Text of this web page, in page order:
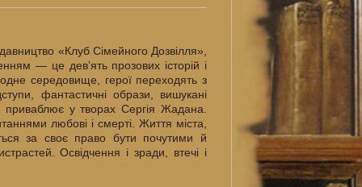
«Клуб Сімейного Дозвілля»,
— це дев’ять прозових історій і
одне середовище, герої переходять з
фантастичні образи, вишукані
у творах Сергія Жадана.
любові і смерті. Життя міста,
за своє право бути почутими й
Освідчення і зради, втечі і